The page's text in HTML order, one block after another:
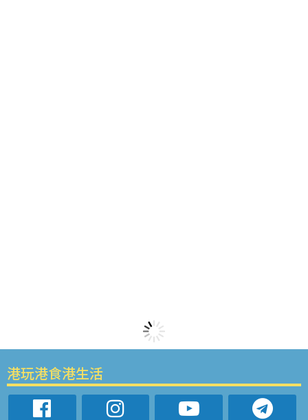
港玩港食港生活